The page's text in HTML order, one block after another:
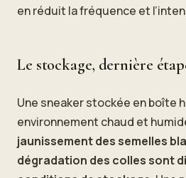
en réduit la fréquence et
Le stockage, dernière
Une sneaker stockée en boîte
environnement chaud et
jaunissement des semelles
dégradation des colles sont